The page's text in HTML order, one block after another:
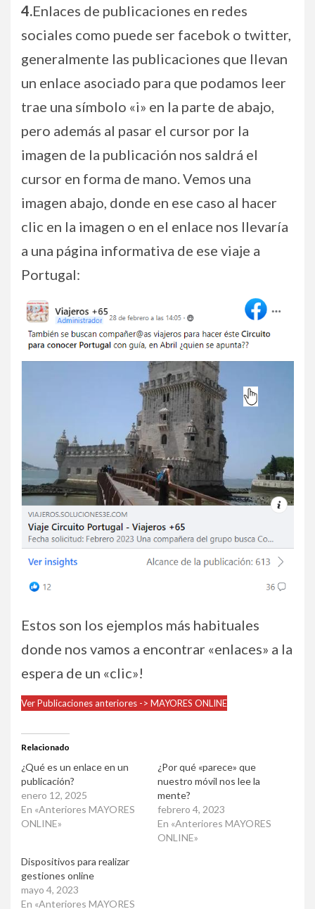
4.Enlaces de publicaciones en redes
sociales como puede ser facebok o twitter,
generalmente las publicaciones que llevan
un enlace asociado para que podamos leer
trae una símbolo «i» en la parte de abajo,
pero además al pasar el cursor por la
imagen de la publicación nos saldrá el
cursor en forma de mano. Vemos una
imagen abajo, donde en ese caso al hacer
clic en la imagen o en el enlace nos llevaría
a una página informativa de ese viaje a
Portugal:
Estos son los ejemplos más habituales
donde nos vamos a encontrar «enlaces» a la
espera de un «clic»!
Ver Publicaciones anteriores -> MAYORES ONLINE
Relacionado
¿Qué es un enlace en un
publicación?
enero 12, 2025
En «Anteriores MAYORES
ONLINE»
¿Por qué «parece» que
nuestro móvil nos lee la
mente?
febrero 4, 2023
En «Anteriores MAYORES
ONLINE»
Dispositivos para realizar
gestiones online
mayo 4, 2023
En «Anteriores MAYORES